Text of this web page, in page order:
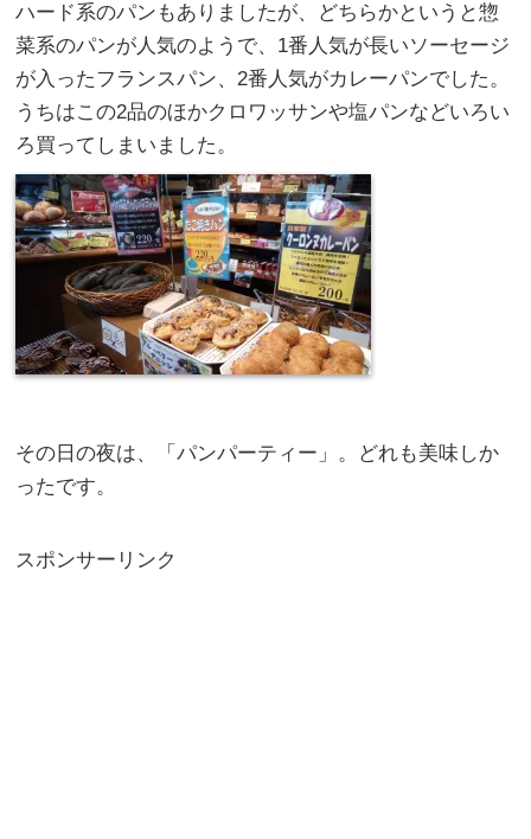
ハード系のパンもありましたが、どちらかというと惣
菜系のパンが人気のようで、1番人気が長いソーセージ
が入ったフランスパン、2番人気がカレーパンでした。
うちはこの2品のほかクロワッサンや塩パンなどいろい
ろ買ってしまいました。
その日の夜は、「パンパーティー」。どれも美味しか
ったです。
スポンサーリンク